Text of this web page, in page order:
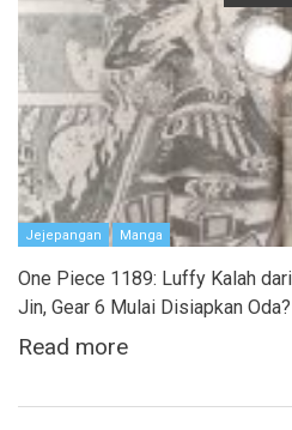
Jejepangan Manga
One Piece 1189: Luffy Kalah
Jin, Gear 6 Mulai Disiapkan Oda?
Read more